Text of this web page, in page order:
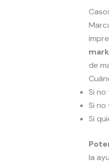
de
Si
Si
Si
la